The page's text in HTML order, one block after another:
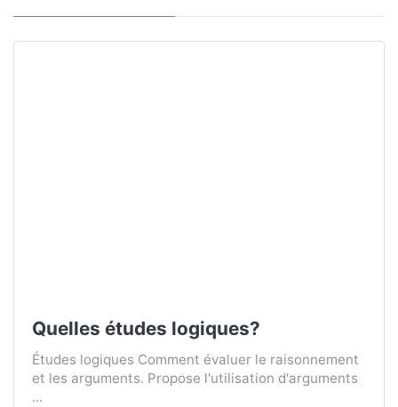
Quelles études logiques?
Études logiques Comment évaluer le raisonnement
et les arguments. Propose l'utilisation d'arguments
...